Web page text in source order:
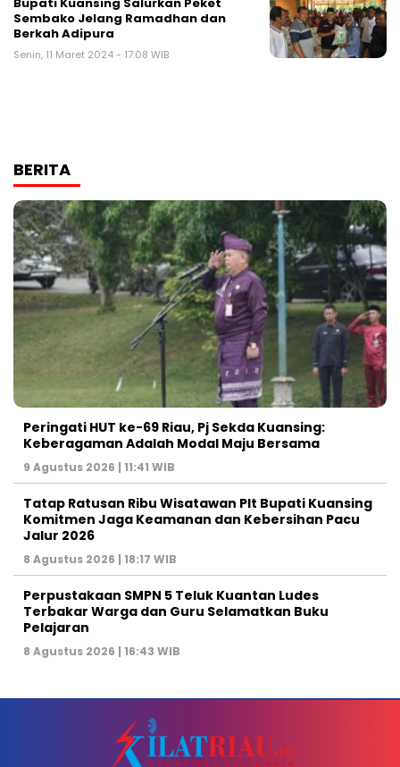
Sembako Jelang Ramadhan dan
Berkah Adipura
Senin, 11 Maret 2024 - 17:08 WIB
BERITA
Peringati HUT ke-69 Riau, Pj Sekda Kuansing:
Keberagaman Adalah Modal Maju Bersama
9 Agustus 2026 | 11:41 WIB
Tatap Ratusan Ribu Wisatawan Plt Bupati Kuansing
Komitmen Jaga Keamanan dan Kebersihan Pacu
Jalur 2026
8 Agustus 2026 | 18:17 WIB
Perpustakaan SMPN 5 Teluk Kuantan Ludes
Terbakar Warga dan Guru Selamatkan Buku
Pelajaran
8 Agustus 2026 | 16:43 WIB